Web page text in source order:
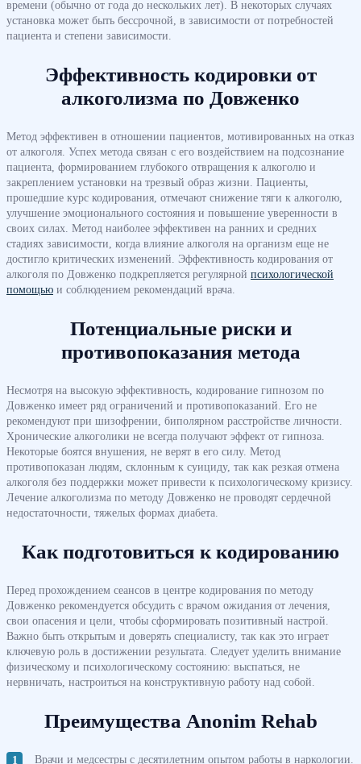
времени (обычно от года до нескольких лет). В некоторых случаях
установка может быть бессрочной, в зависимости от потребностей
пациента и степени зависимости.
Эффективность кодировки от
алкоголизма по Довженко
Метод эффективен в отношении пациентов, мотивированных на отказ
от алкоголя. Успех метода связан с его воздействием на подсознание
пациента, формированием глубокого отвращения к алкоголю и
закреплением установки на трезвый образ жизни. Пациенты,
прошедшие курс кодирования, отмечают снижение тяги к алкоголю,
улучшение эмоционального состояния и повышение уверенности в
своих силах. Метод наиболее эффективен на ранних и средних
стадиях зависимости, когда влияние алкоголя на организм еще не
достигло критических изменений. Эффективность кодирования от
алкоголя по Довженко подкрепляется регулярной психологической
помощью и соблюдением рекомендаций врача.
Потенциальные риски и
противопоказания метода
Несмотря на высокую эффективность, кодирование гипнозом по
Довженко имеет ряд ограничений и противопоказаний. Его не
рекомендуют при шизофрении, биполярном расстройстве личности.
Хронические алкоголики не всегда получают эффект от гипноза.
Некоторые боятся внушения, не верят в его силу. Метод
противопоказан людям, склонным к суициду, так как резкая отмена
алкоголя без поддержки может привести к психологическому кризису.
Лечение алкоголизма по методу Довженко не проводят сердечной
недостаточности, тяжелых формах диабета.
Как подготовиться к кодированию
Перед прохождением сеансов в центре кодирования по методу
Довженко рекомендуется обсудить с врачом ожидания от лечения,
свои опасения и цели, чтобы сформировать позитивный настрой.
Важно быть открытым и доверять специалисту, так как это играет
ключевую роль в достижении результата. Следует уделить внимание
физическому и психологическому состоянию: выспаться, не
нервничать, настроиться на конструктивную работу над собой.
Преимущества Anonim Rehab
Врачи и медсестры с десятилетним опытом работы в наркологии.